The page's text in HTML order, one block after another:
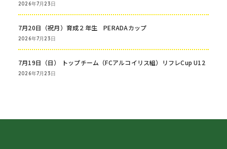
2026年7月23日
7月20日（祝月）育成２年生 PERADAカップ
2026年7月23日
7月19日（日） トップチーム（FCアルコイリス組）リフレCup U12
2026年7月23日